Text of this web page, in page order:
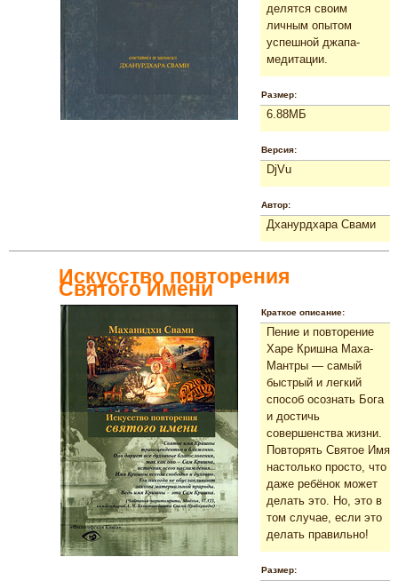
делятся своим
личным опытом
успешной джапа-
медитации.
Размер:
6.88МБ
Версия:
DjVu
Автор:
Дханурдхара Свами
Искусство повторения
Святого Имени
Краткое описание:
Пение и повторение
Харе Кришна Маха-
Мантры — самый
быстрый и легкий
способ осознать Бога
и достичь
совершенства жизни.
Повторять Святое Имя
настолько просто, что
даже ребёнок может
делать это. Но, это в
том случае, если это
делать правильно!
Размер: